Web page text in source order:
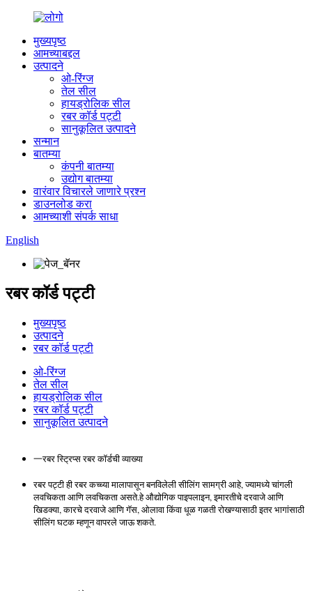
मुख्यपृष्ठ
आमच्याबद्दल
उत्पादने
ओ-रिंग्ज
तेल सील
हायड्रोलिक सील
रबर कॉर्ड पट्टी
सानुकूलित उत्पादने
सन्मान
बातम्या
कंपनी बातम्या
उद्योग बातम्या
वारंवार विचारले जाणारे प्रश्न
डाउनलोड करा
आमच्याशी संपर्क साधा
English
रबर कॉर्ड पट्टी
मुख्यपृष्ठ
उत्पादने
रबर कॉर्ड पट्टी
ओ-रिंग्ज
तेल सील
हायड्रोलिक सील
रबर कॉर्ड पट्टी
सानुकूलित उत्पादने
一रबर स्ट्रिप्स रबर कॉर्डची व्याख्या
रबर पट्टी ही रबर कच्च्या मालापासून बनविलेली सीलिंग सामग्री आहे, ज्यामध्ये चांगली
लवचिकता आणि लवचिकता असते.हे औद्योगिक पाइपलाइन, इमारतीचे दरवाजे आणि
खिडक्या, कारचे दरवाजे आणि गॅस, ओलावा किंवा धूळ गळती रोखण्यासाठी इतर भागांसाठी
सीलिंग घटक म्हणून वापरले जाऊ शकते.